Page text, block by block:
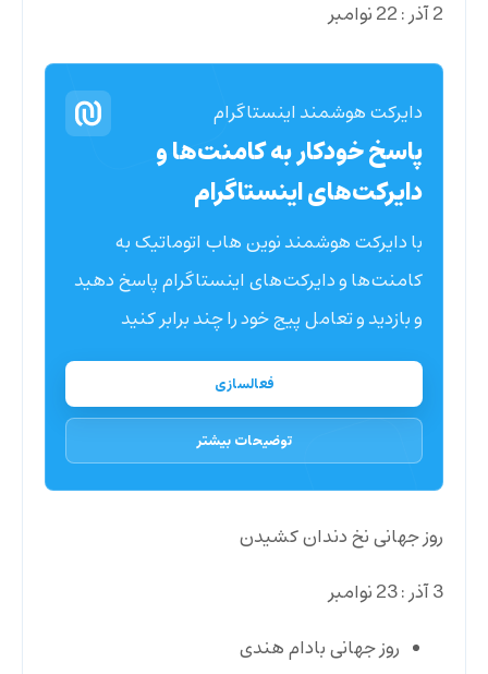
2 آذر : 22 نوامبر
دایرکت هوشمند اینستاگرام
پاسخ خودکار به کامنت‌ها و
دایرکت‌های اینستاگرام
با دایرکت هوشمند نوین هاب اتوماتیک به
کامنت‌ها و دایرکت‌های اینستاگرام پاسخ دهید
و بازدید و تعامل پیج خود را چند برابر کنید
فعالسازی
توضیحات بیشتر
روز جهانی نخ دندان کشیدن
3 آذر : 23 نوامبر
روز جهانی بادام هندی